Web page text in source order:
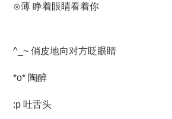
⊙薄 睁着眼睛看着你
^_~ 俏皮地向对方眨眼睛
*o* 陶醉
:p 吐舌头